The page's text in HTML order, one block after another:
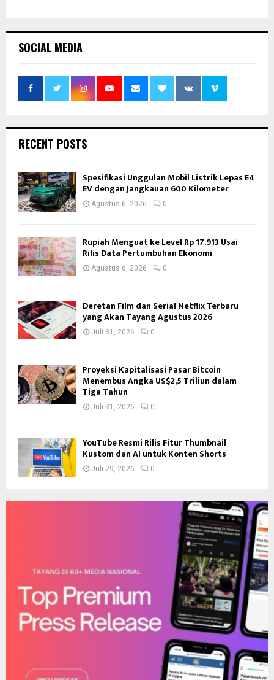
SOCIAL MEDIA
RECENT POSTS
Spesifikasi Unggulan Mobil Listrik Lepas E4
EV dengan Jangkauan 600 Kilometer
Agustus 6, 2026 0
Rupiah Menguat ke Level Rp 17.913 Usai
Rilis Data Pertumbuhan Ekonomi
Agustus 6, 2026 0
Deretan Film dan Serial Netflix Terbaru
yang Akan Tayang Agustus 2026
Juli 31, 2026 0
Proyeksi Kapitalisasi Pasar Bitcoin
Menembus Angka US$2,5 Triliun dalam
Tiga Tahun
Juli 31, 2026 0
YouTube Resmi Rilis Fitur Thumbnail
Kustom dan AI untuk Konten Shorts
Juli 29, 2026 0